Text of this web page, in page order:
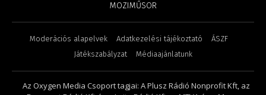
MOZIMŰSOR
Moderációs alapelvek Adatkezelési tájékoztató
ÁSZF
Játékszabályzat
Médiaajánlatunk
Az Oxygen Media Csoport tagjai: A Plusz Rádió Nonprofit Kft, az